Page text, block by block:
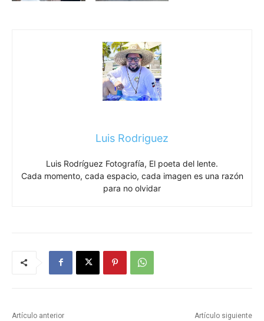
Luis Rodriguez
Luis Rodríguez Fotografía, El poeta del lente.
Cada momento, cada espacio, cada imagen es una razón
para no olvidar
Artículo anterior Artículo siguiente